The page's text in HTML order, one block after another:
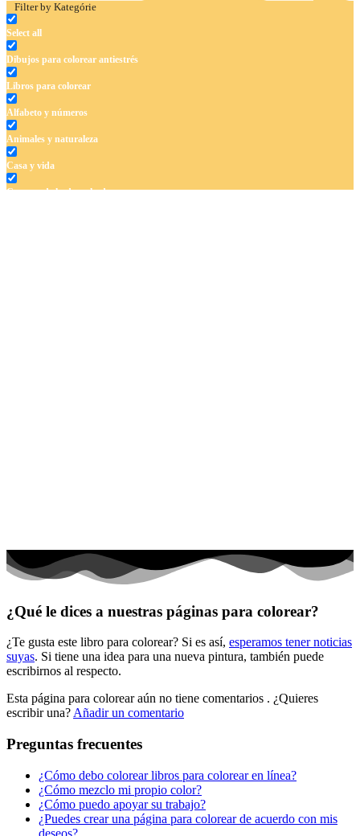
Filter by Kategórie
Select all
Dibujos para colorear antiestrés
Libros para colorear
Alfabeto y números
Animales y naturaleza
Casa y vida
Cuentos de hadas y hadas
Transporte
Libros para colorear para niños
Nezaradené
Sin categorizar
¿Qué le dices a nuestras páginas para colorear?
¿Te gusta este libro para colorear? Si es así, esperamos tener noticias
suyas. Si tiene una idea para una nueva pintura, también puede
escribirnos al respecto.
Esta página para colorear aún no tiene comentarios . ¿Quieres
escribir una? Añadir un comentario
Preguntas frecuentes
¿Cómo debo colorear libros para colorear en línea?
¿Cómo mezclo mi propio color?
¿Cómo puedo apoyar su trabajo?
¿Puedes crear una página para colorear de acuerdo con mis
deseos?